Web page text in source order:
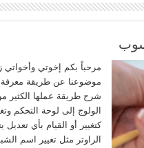
مرحباً بكم إخوتي وأخواتي
موضوعنا عن طريقة معرفة
شرح طريقة عملها
الولوج إلى لوحة التحكم
كتغيير أو القيام بأي
الراوتر مثل تغيير اسم